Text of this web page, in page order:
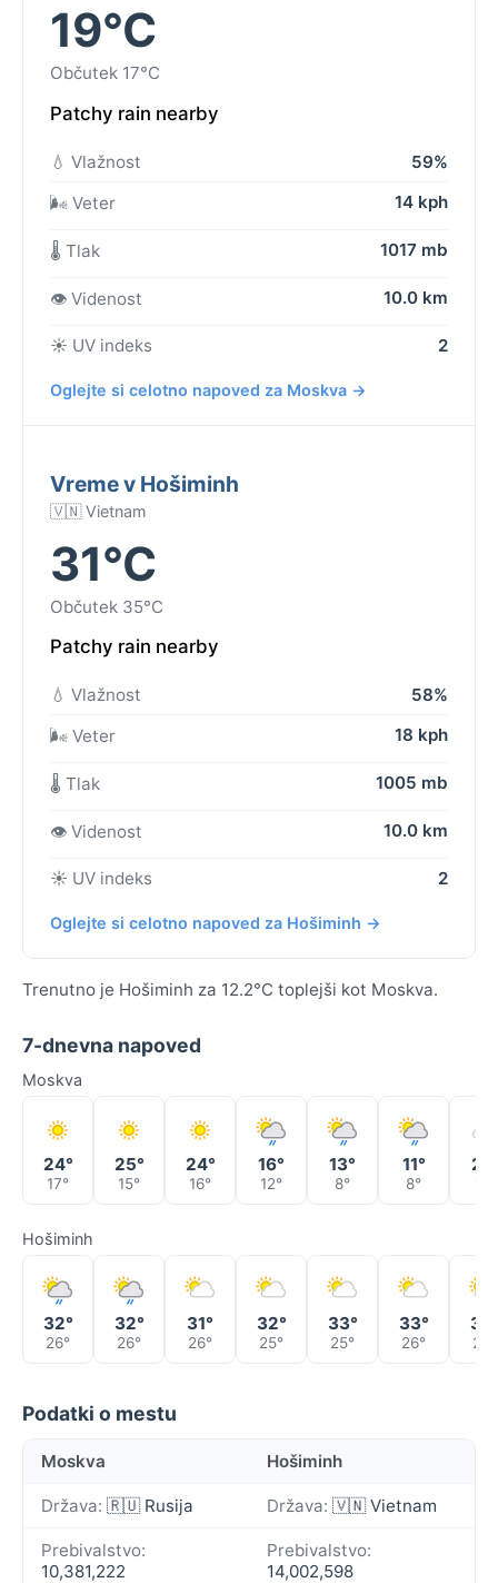
19°C
Občutek 17°C
Patchy rain nearby
💧 Vlažnost
59%
🌬️ Veter
14 kph
🌡️ Tlak 1017 mb
👁️ Videnost 10.0 km
☀️ UV indeks 2
Oglejte si celotno napoved za Moskva →
Vreme v Hošiminh
🇻🇳 Vietnam
31°C
Občutek 35°C
Patchy rain nearby
💧 Vlažnost
58%
🌬️ Veter
18 kph
🌡️ Tlak 1005 mb
👁️ Videnost 10.0 km
☀️ UV indeks 2
Oglejte si celotno napoved za Hošiminh →
Trenutno je Hošiminh za 12.2°C toplejši kot Moskva.
7-dnevna napoved
Moskva
24°
17°
25°
15°
24°
16°
16°
12°
13°
8°
11°
8°
21°
Hošiminh
32°
26°
32°
26°
31°
26°
32°
25°
33°
25°
33°
26° 26°
Podatki o mestu
Moskva Hošiminh
Država: 🇷🇺 Rusija Država: 🇻🇳 Vietnam
Prebivalstvo:
10,381,222
Prebivalstvo:
14,002,598